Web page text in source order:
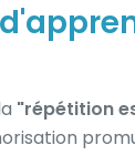
"répétition